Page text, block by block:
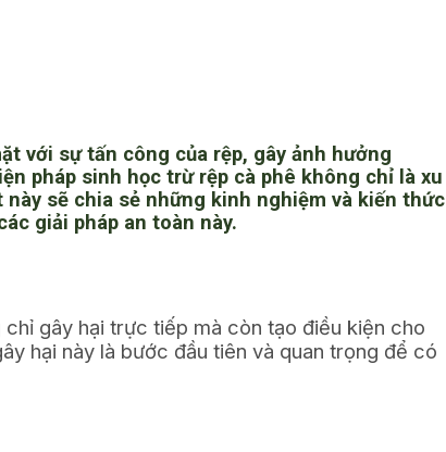
với sự tấn công của rệp, gây ảnh hưởng
pháp sinh học trừ rệp cà phê không chỉ là xu
này sẽ chia sẻ những kinh nghiệm và kiến thức
giải pháp an toàn này.
gây hại trực tiếp mà còn tạo điều kiện cho
hại này là bước đầu tiên và quan trọng để có